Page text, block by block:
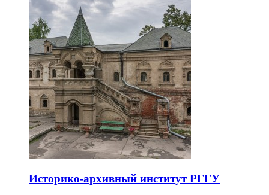
Историко-архивный институт РГГУ